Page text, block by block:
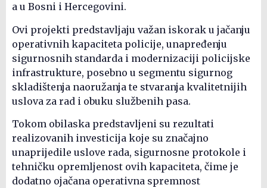
a u Bosni i Hercegovini.
Ovi projekti predstavljaju važan iskorak u jačanju
operativnih kapaciteta policije, unapređenju
sigurnosnih standarda i modernizaciji policijske
infrastrukture, posebno u segmentu sigurnog
skladištenja naoružanja te stvaranja kvalitetnijih
uslova za rad i obuku službenih pasa.
Tokom obilaska predstavljeni su rezultati
realizovanih investicija koje su značajno
unaprijedile uslove rada, sigurnosne protokole i
tehničku opremljenost ovih kapaciteta, čime je
dodatno ojačana operativna spremnost